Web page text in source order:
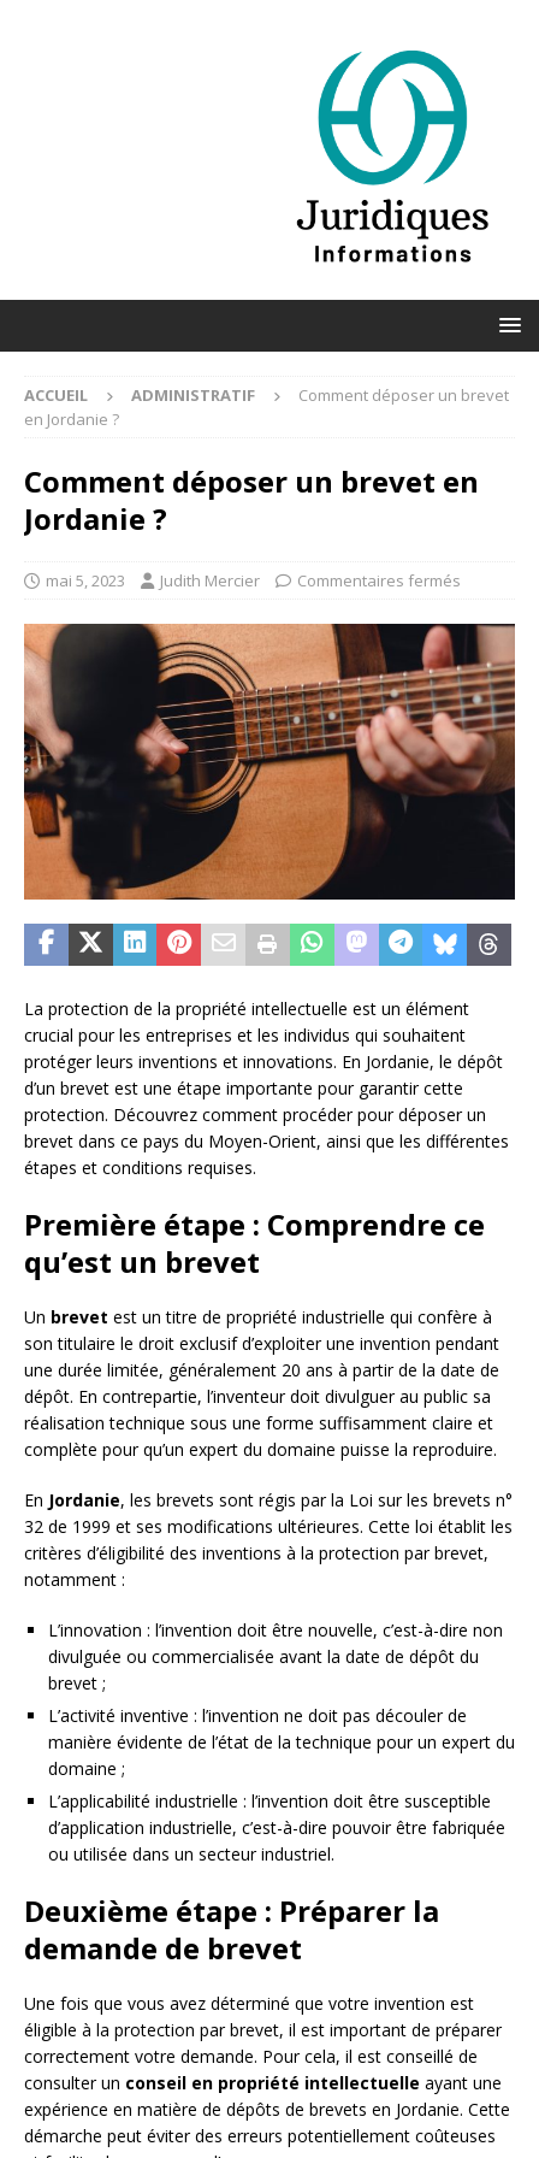
ACCUEIL ADMINISTRATIF
Comment déposer un brevet
en Jordanie ?
Comment déposer un brevet en
Jordanie ?
mai 5, 2023 Judith Mercier Commentaires fermés
La protection de la propriété intellectuelle est un élément
crucial pour les entreprises et les individus qui souhaitent
protéger leurs inventions et innovations. En Jordanie, le dépôt
d’un brevet est une étape importante pour garantir cette
protection. Découvrez comment procéder pour déposer un
brevet dans ce pays du Moyen-Orient, ainsi que les différentes
étapes et conditions requises.
Première étape : Comprendre ce
qu’est un brevet
Un brevet est un titre de propriété industrielle qui confère à
son titulaire le droit exclusif d’exploiter une invention pendant
une durée limitée, généralement 20 ans à partir de la date de
dépôt. En contrepartie, l’inventeur doit divulguer au public sa
réalisation technique sous une forme suffisamment claire et
complète pour qu’un expert du domaine puisse la reproduire.
En Jordanie, les brevets sont régis par la Loi sur les brevets n°
32 de 1999 et ses modifications ultérieures. Cette loi établit les
critères d’éligibilité des inventions à la protection par brevet,
notamment :
L’innovation : l’invention doit être nouvelle, c’est-à-dire non
divulguée ou commercialisée avant la date de dépôt du
brevet ;
L’activité inventive : l’invention ne doit pas découler de
manière évidente de l’état de la technique pour un expert du
domaine ;
L’applicabilité industrielle : l’invention doit être susceptible
d’application industrielle, c’est-à-dire pouvoir être fabriquée
ou utilisée dans un secteur industriel.
Deuxième étape : Préparer la
demande de brevet
Une fois que vous avez déterminé que votre invention est
éligible à la protection par brevet, il est important de préparer
correctement votre demande. Pour cela, il est conseillé de
consulter un conseil en propriété intellectuelle ayant une
expérience en matière de dépôts de brevets en Jordanie. Cette
démarche peut éviter des erreurs potentiellement coûteuses